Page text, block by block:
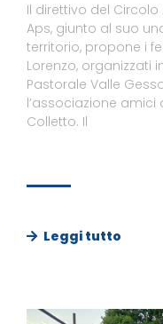
Il direttivo del Circolo
Aps, giunto al suo
territorio, propone i
Lorenzo, organizzati
Pastorale Valle
l’associazione
Colletto. Il
Leggi tutto